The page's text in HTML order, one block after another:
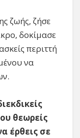
ζωής, ζήσε
δοκίμασε
περιττή
να
θεωρείς
έρθεις σε